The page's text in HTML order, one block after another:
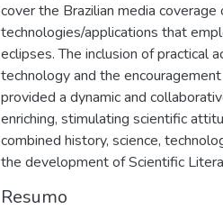
cover the Brazilian media
technologies/applications that
eclipses. The inclusion of practical
technology and the
provided a dynamic and
enriching, stimulating scientific
combined history, science,
the development of Scientific
Resumo